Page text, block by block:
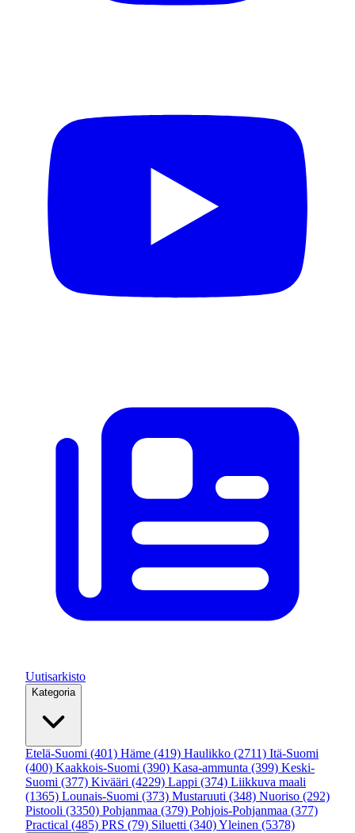
Uutisarkisto
Kategoria
Etelä-Suomi (401) Häme (419) Haulikko (2711) Itä-Suomi
(400) Kaakkois-Suomi (390) Kasa-ammunta (399) Keski-
Suomi (377) Kivääri (4229) Lappi (374) Liikkuva maali
(1365) Lounais-Suomi (373) Mustaruuti (348) Nuoriso (292)
Pistooli (3350) Pohjanmaa (379) Pohjois-Pohjanmaa (377)
Practical (485) PRS (79) Siluetti (340)Yleinen (5378)